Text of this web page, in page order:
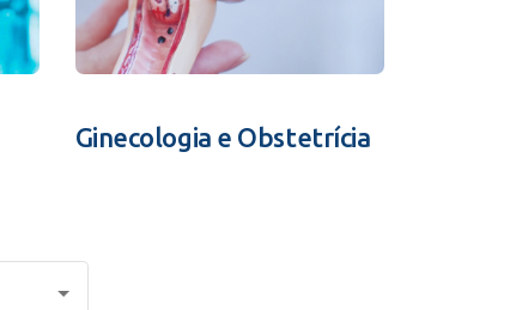
Ginecologia e Obstetrícia